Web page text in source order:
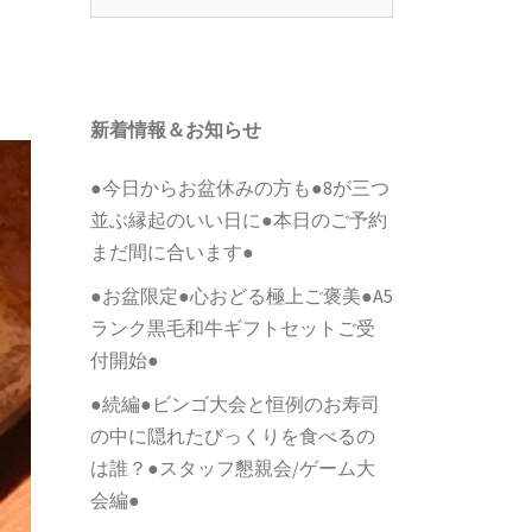
新着情報＆お知らせ
●今日からお盆休みの方も●8が三つ
並ぶ縁起のいい日に●本日のご予約
まだ間に合います●
●お盆限定●心おどる極上ご褒美●A5
ランク黒毛和牛ギフトセットご受
付開始●
●続編●ビンゴ大会と恒例のお寿司
の中に隠れたびっくりを食べるの
は誰？●スタッフ懇親会/ゲーム大
会編●